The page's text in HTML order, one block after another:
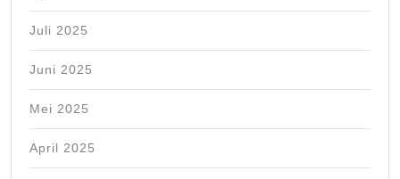
Juli 2025
Juni 2025
Mei 2025
April 2025